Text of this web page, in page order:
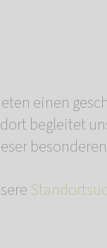
einen
begleitet